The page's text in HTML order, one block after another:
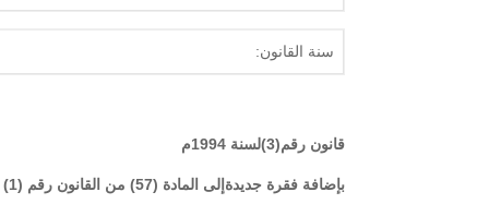
سنة القانون:
قانون رقم(3)لسنة 1994م
بإضافة فقرة جديدةإلى المادة (57) من القانون رقم (1) لسنة 1990م